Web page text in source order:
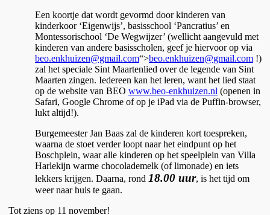
Een koortje dat wordt gevormd door kinderen van
kinderkoor ‘Eigenwijs’, basisschool ‘Pancratius’ en
Montessorischool ‘De Wegwijzer’ (wellicht aangevuld met
kinderen van andere basisscholen, geef je hiervoor op via
beo.enkhuizen@gmail.com“>beo.enkhuizen@gmail.com !)
zal het speciale Sint Maartenlied over de legende van Sint
Maarten zingen. Iedereen kan het leren, want het lied staat
op de website van BEO www.beo-enkhuizen.nl (openen in
Safari, Google Chrome of op je iPad via de Puffin-browser,
lukt altijd!).
Burgemeester Jan Baas zal de kinderen kort toespreken,
waarna de stoet verder loopt naar het eindpunt op het
Boschplein, waar alle kinderen op het speelplein van Villa
Harlekijn warme chocolademelk (of limonade) en iets
lekkers krijgen. Daarna, rond 18.00 uur, is het tijd om
weer naar huis te gaan.
Tot ziens op 11 november!